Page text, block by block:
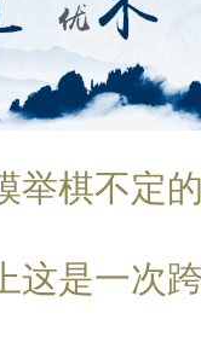
举棋不定
这是一次